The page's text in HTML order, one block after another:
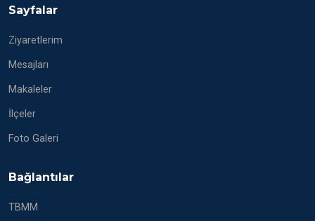
Sayfalar
Ziyaretlerim
Mesajları
Makaleler
İlçeler
Foto Galeri
Bağlantılar
TBMM